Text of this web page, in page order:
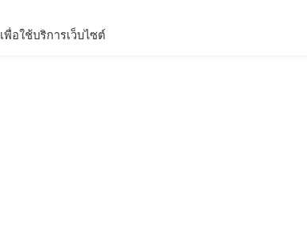
เพื่อใช้บริการเว็บไซต์